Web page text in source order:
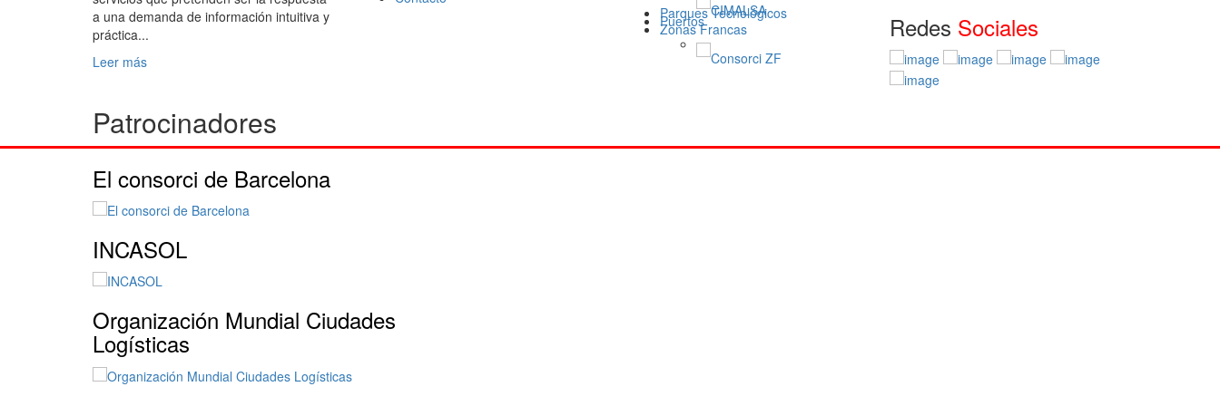
a una demanda de información intuitiva y
práctica...
Leer más
CIMALSA
Parques Tecnológicos
Puertos
Zonas Francas
Consorci ZF
Redes Sociales
Patrocinadores
El consorci de Barcelona
INCASOL
Organización Mundial Ciudades
Logísticas